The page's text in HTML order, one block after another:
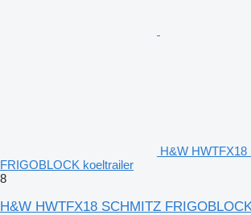
H&W
FRIGOBLOCK koeltrailer
8
H&W HWTFX18 SCHMITZ